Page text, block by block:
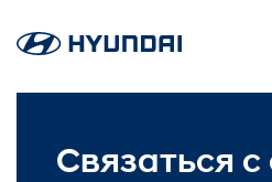
Связаться